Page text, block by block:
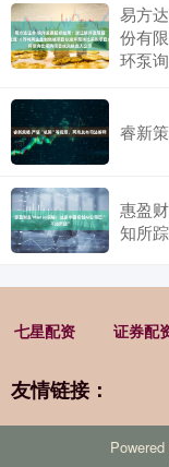
易方
份有
环泵
睿新
惠盈
知所
七星配资 证券配
友情链接：
Powered